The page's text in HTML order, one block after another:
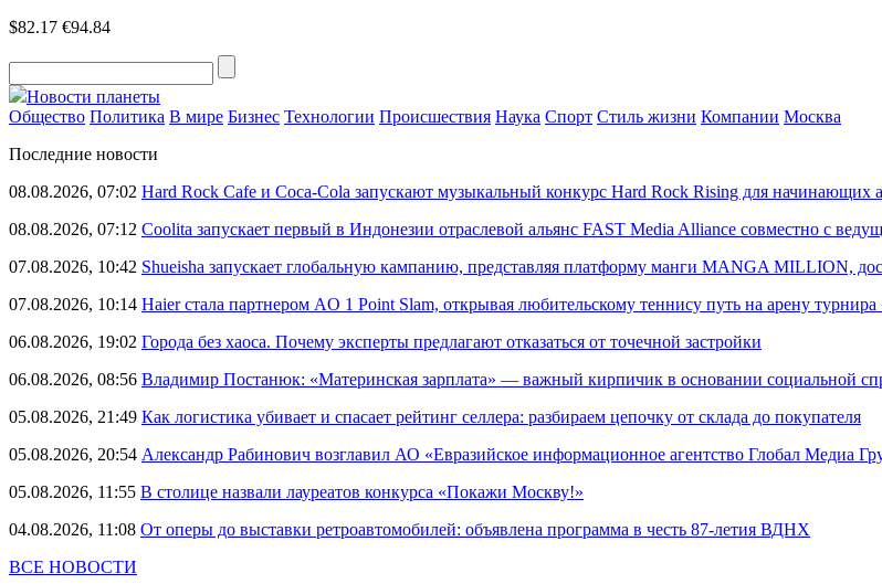
$82.17 €94.84
Новости планеты
Общество Политика В мире Бизнес Технологии Происшествия Наука Спорт Стиль жизни Компании Москва
Последние новости
08.08.2026, 07:02 Hard Rock Cafe и Coca-Cola запускают музыкальный конкурс Hard Rock Rising для начинающих
08.08.2026, 07:12 Coolita запускает первый в Индонезии отраслевой альянс FAST Media Alliance совместно с
07.08.2026, 10:42 Shueisha запускает глобальную кампанию, представляя платформу манги MANGA MILLION,
07.08.2026, 10:14 Haier стала партнером AO 1 Point Slam, открывая любительскому теннису путь на арену
06.08.2026, 19:02 Города без хаоса. Почему эксперты предлагают отказаться от точечной застройки
06.08.2026, 08:56 Владимир Постанюк: «Материнская зарплата» — важный кирпичик в основании социальной
05.08.2026, 21:49 Как логистика убивает и спасает рейтинг селлера: разбираем цепочку от склада до покупателя
05.08.2026, 20:54 Александр Рабинович возглавил АО «Евразийское информационное агентство Глобал Медиа
05.08.2026, 11:55 В столице назвали лауреатов конкурса «Покажи Москву!»
04.08.2026, 11:08 От оперы до выставки ретроавтомобилей: объявлена программа в честь 87-летия ВДНХ
ВСЕ НОВОСТИ